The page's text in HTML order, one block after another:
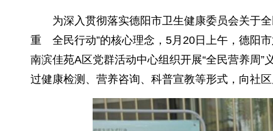
为深入贯彻落实德阳市卫生健康委员会关于
重 全民行动”的核心理念，5月20日上午，德阳
南滨佳苑A区党群活动中心组织开展“全民营养周”
过健康检测、营养咨询、科普宣教等形式，向社